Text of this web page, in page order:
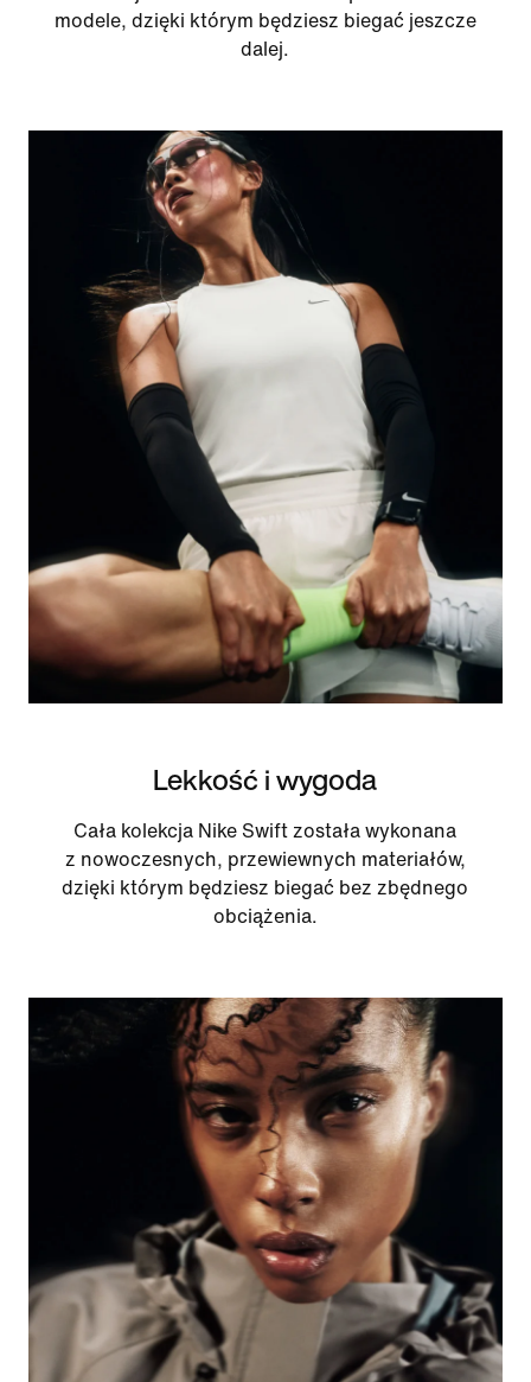
modele, dzięki którym będziesz biegać jeszcze
dalej.
Lekkość i wygoda
Cała kolekcja Nike Swift została wykonana
z nowoczesnych, przewiewnych materiałów,
dzięki którym będziesz biegać bez zbędnego
obciążenia.